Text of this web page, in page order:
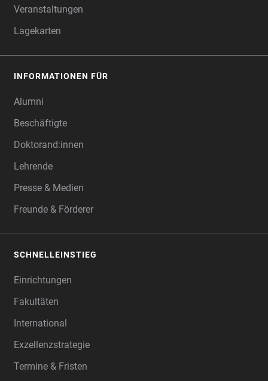
Veranstaltungen
Lagekarten
INFORMATIONEN FÜR
Alumni
Beschäftigte
Doktorand:innen
Lehrende
Presse & Medien
Freunde & Förderer
SCHNELLEINSTIEG
Einrichtungen
Fakultäten
International
Exzellenzstrategie
Termine & Fristen